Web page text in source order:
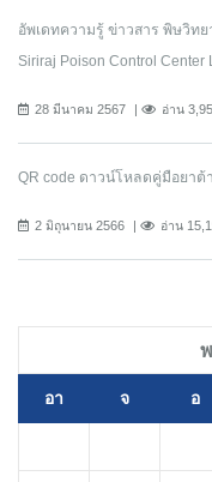
อัพเดทความรู้ ข่าวสาร พิษวิท
Siriraj Poison Control Center
28 มีนาคม 2567 อ่าน
QR code ดาวน์โหลดคู่มือยาต้
2 มิถุนายน 2566 อ่าน
อา จ อ